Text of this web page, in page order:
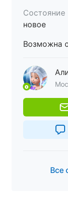
Состояние
новое
Возможна
Все